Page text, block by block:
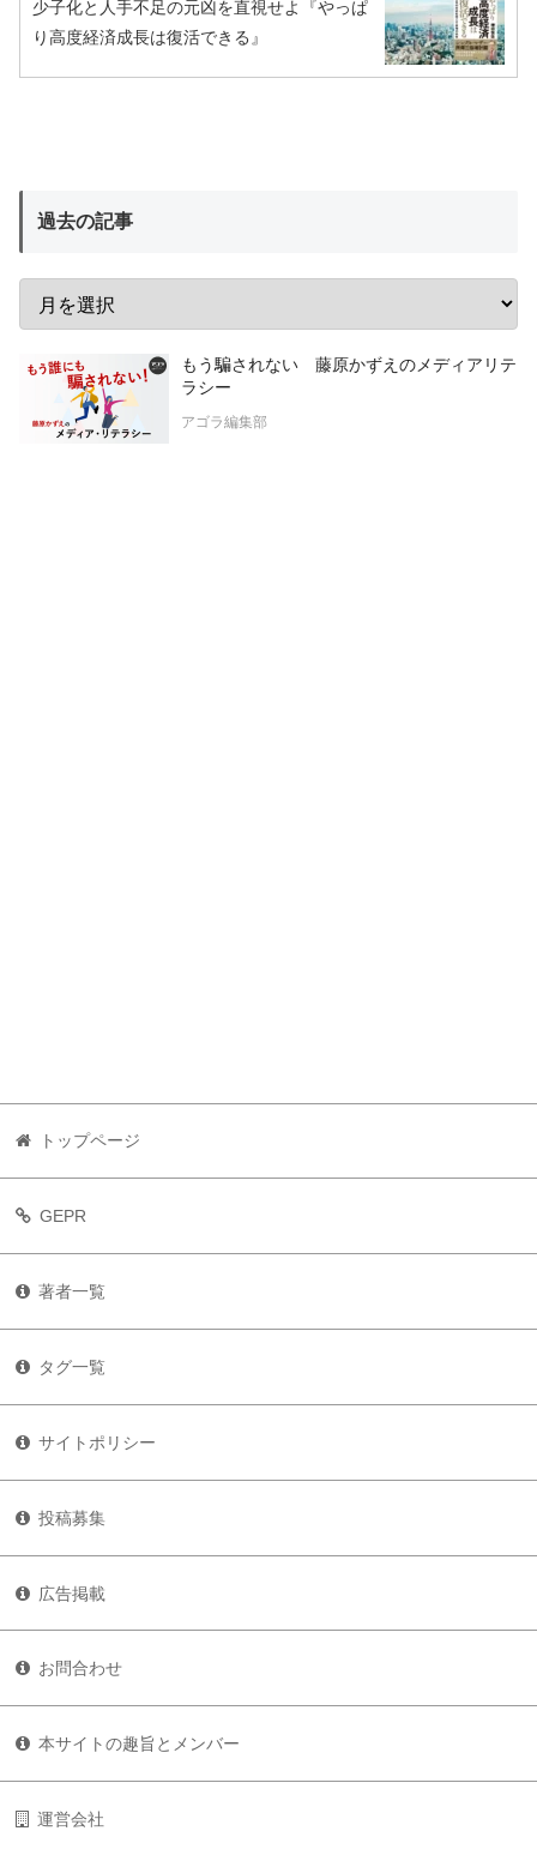
少子化と人手不足の元凶を直視せよ『やっぱ
り高度経済成長は復活できる』
過去の記事
もう騙されない 藤原かずえのメディアリテ
ラシー
アゴラ編集部
トップページ
GEPR
著者一覧
タグ一覧
サイトポリシー
投稿募集
広告掲載
お問合わせ
本サイトの趣旨とメンバー
運営会社